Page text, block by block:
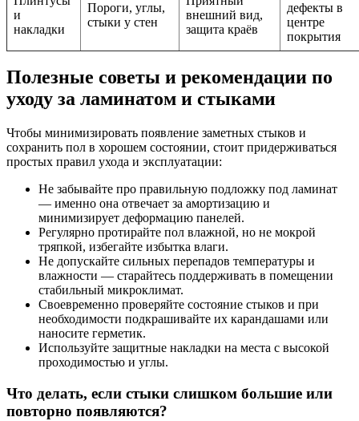
и
накладки
Пороги, углы,
стыки у стен
внешний вид,
защита краёв
дефекты в
центре
покрытия
Полезные советы и рекомендации по
уходу за ламинатом и стыками
Чтобы минимизировать появление заметных стыков и
сохранить пол в хорошем состоянии, стоит придерживаться
простых правил ухода и эксплуатации:
Не забывайте про правильную подложку под ламинат
— именно она отвечает за амортизацию и
минимизирует деформацию панелей.
Регулярно протирайте пол влажной, но не мокрой
тряпкой, избегайте избытка влаги.
Не допускайте сильных перепадов температуры и
влажности — старайтесь поддерживать в помещении
стабильный микроклимат.
Своевременно проверяйте состояние стыков и при
необходимости подкрашивайте их карандашами или
наносите герметик.
Используйте защитные накладки на места с высокой
проходимостью и углы.
Что делать, если стыки слишком большие или
повторно появляются?